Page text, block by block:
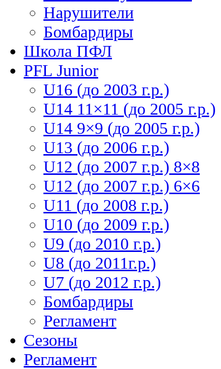
Нарушители
Бомбардиры
Школа ПФЛ
PFL Junior
U16 (до 2003 г.р.)
U14 11×11 (до 2005 г.р.)
U14 9×9 (до 2005 г.р.)
U13 (до 2006 г.р.)
U12 (до 2007 г.р.) 8×8
U12 (до 2007 г.р.) 6×6
U11 (до 2008 г.р.)
U10 (до 2009 г.р.)
U9 (до 2010 г.р.)
U8 (до 2011г.р.)
U7 (до 2012 г.р.)
Бомбардиры
Регламент
Сезоны
Регламент